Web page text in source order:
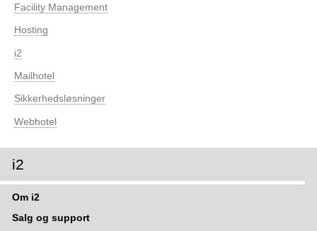
h
e
r
Facility Management
Hosting
i2
Mailhotel
Sikkerhedsløsninger
Webhotel
i2
Om i2
Salg og support